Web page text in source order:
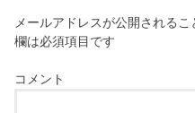
メールアドレスが公開されるこ
欄は必須項目です
コメント